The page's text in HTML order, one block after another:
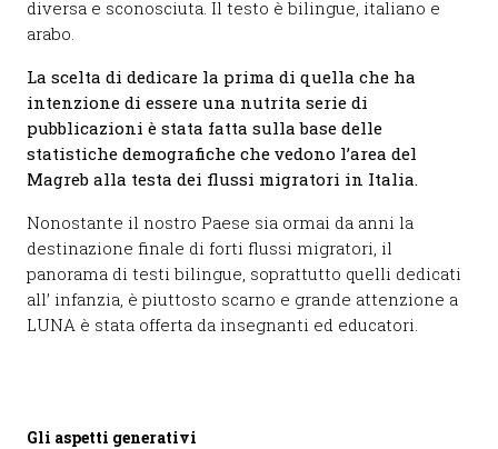
diversa e sconosciuta. Il testo è bilingue, italiano e
arabo.
La scelta di dedicare la prima di quella che ha
intenzione di essere una nutrita serie di
pubblicazioni è stata fatta sulla base delle
statistiche demografiche che vedono l’area del
Magreb alla testa dei flussi migratori in Italia.
Nonostante il nostro Paese sia ormai da anni la
destinazione finale di forti flussi migratori, il
panorama di testi bilingue, soprattutto quelli dedicati
all’ infanzia, è piuttosto scarno e grande attenzione a
LUNA è stata offerta da insegnanti ed educatori.
Gli aspetti generativi